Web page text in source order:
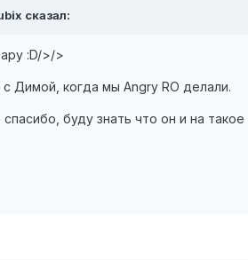
сказал:
:D/>/>
Димой, когда мы Angry RO делали.
буду знать что он и на такое